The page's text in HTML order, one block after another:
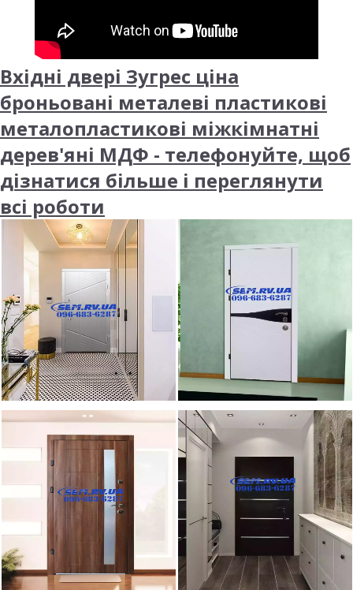
Вхідні двері Зугрес ціна
броньовані металеві пластикові
металопластикові міжкімнатні
дерев'яні МДФ - телефонуйте, щоб
дізнатися більше і переглянути
всі роботи